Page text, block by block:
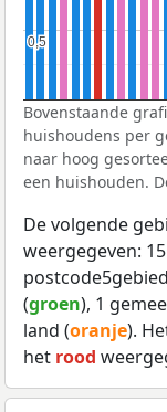
0,5
0,5
Bovenstaande
huishoudens per
naar hoog
een huishouden.
De volgende
weergegeven:
(groen), 1
land (oranje).
het rood